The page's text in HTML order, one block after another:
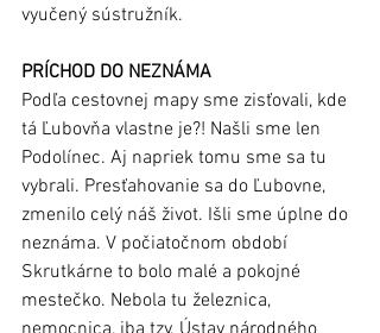
vyučený sústružník.
PRÍCHOD DO NEZNÁMA
Podľa cestovnej mapy sme zisťovali, kde
tá Ľubovňa vlastne je?! Našli sme len
Podolínec. Aj napriek tomu sme sa tu
vybrali. Presťahovanie sa do Ľubovne,
zmenilo celý náš život. Išli sme úplne do
neznáma. V počiatočnom období
Skrutkárne to bolo malé a pokojné
mestečko. Nebola tu železnica,